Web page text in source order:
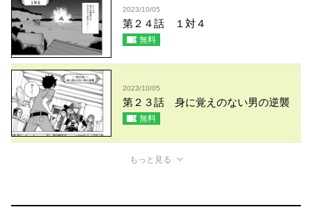
2023/10/05
第２４話 １対４
無料
2023/10/05
第２３話 身に覚えのない男の逆襲
無料
もっと見る